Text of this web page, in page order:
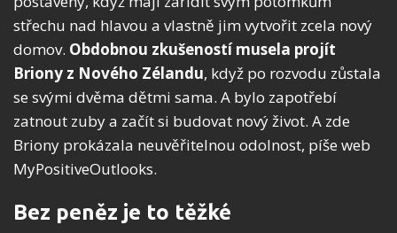
střechu nad hlavou a vlastně jim vytvořit zcela nový
domov. Obdobnou zkušeností musela projít
Briony z Nového Zélandu, když po rozvodu zůstala
se svými dvěma dětmi sama. A bylo zapotřebí
zatnout zuby a začít si budovat nový život. A zde
Briony prokázala neuvěřitelnou odolnost, píše web
MyPositiveOutlooks.
Bez peněz je to těžké